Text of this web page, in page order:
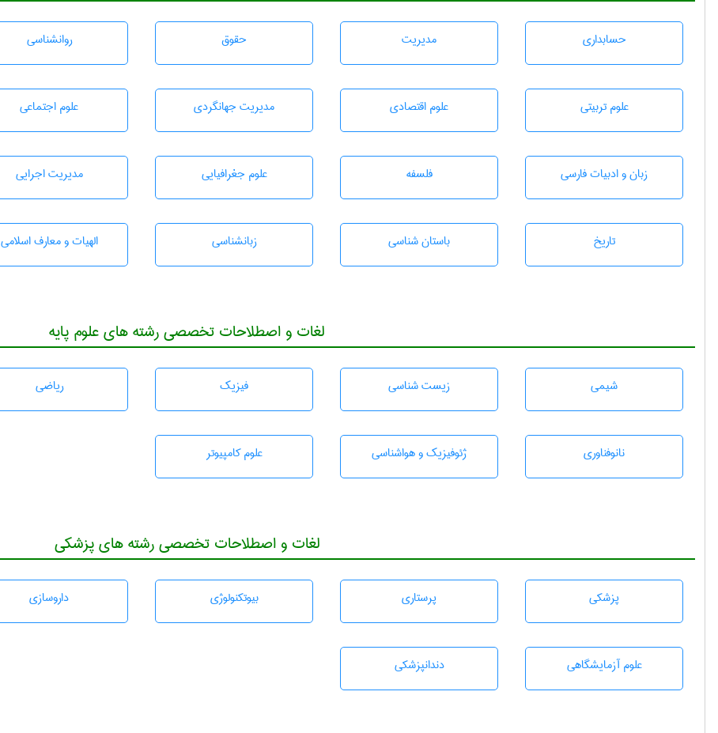
حسابداری مديريت حقوق روانشناسی
علوم تربيتی علوم اقتصادی مديريت جهانگردی علوم اجتماعی
زبان و ادبيات فارسی فلسفه علوم جغرافيايی مديريت اجرايی
تاريخ باستان شناسی زبانشناسی الهیات و معارف اسلامی
لغات و اصطلاحات تخصصی رشته های علوم پایه
شيمی زيست شناسی فیزیک رياضی
نانوفناوری ژئوفيزيك و هواشناسی علوم کامپیوتر
لغات و اصطلاحات تخصصی رشته های پزشکی
پزشكی پرستاری بيوتكنولوژی داروسازی
علوم آزمايشگاهی دندانپزشكی